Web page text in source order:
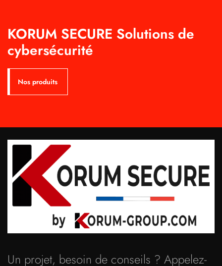
KORUM SECURE Solutions de
cybersécurité
Nos produits
Un projet, besoin de conseils ? Appelez-